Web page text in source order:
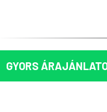
GYORS